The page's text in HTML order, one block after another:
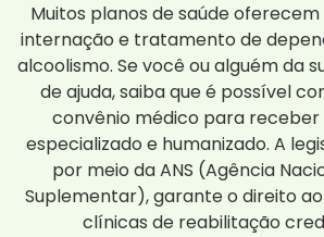
Muitos planos de saúde
internação e tratamento de
alcoolismo. Se você ou alguém da
de ajuda, saiba que é possível
convênio médico para
especializado e humanizado. A
por meio da ANS (Agência
Suplementar), garante o direito
clínicas de reabilitação